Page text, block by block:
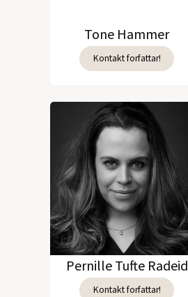
Tone Hammer
Kontakt forfattar!
Pernille Tufte Radeid
Kontakt forfattar!